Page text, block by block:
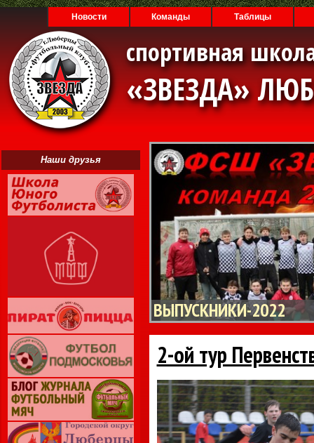
Новости Команды Таблицы
спортивная
«ЗВЕЗДА»
Наши друзья
ВЫПУСКНИКИ-2022
2-ой тур